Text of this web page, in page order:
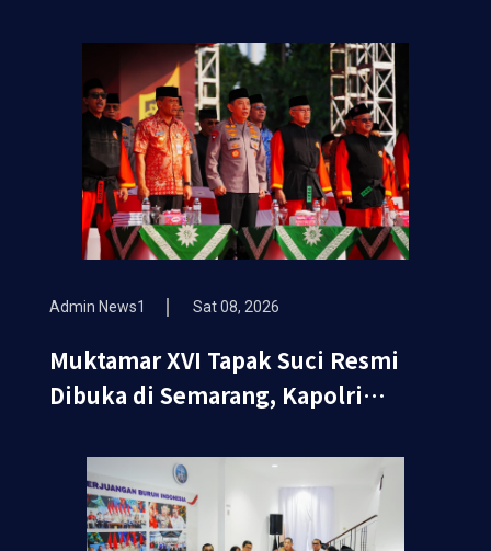
Admin News1 Sat 08, 2026
Muktamar XVI Tapak Suci Resmi
Dibuka di Semarang, Kapolri
Kehormatan